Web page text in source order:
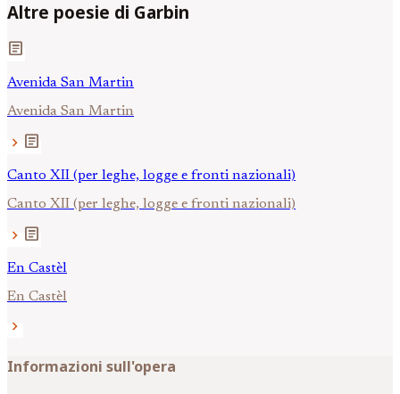
Altre poesie di Garbin
article
Avenida San Martin
Avenida San Martin
chevron_right article
Canto XII (per leghe, logge e fronti nazionali)
Canto XII (per leghe, logge e fronti nazionali)
chevron_right article
En Castèl
En Castèl
chevron_right
Informazioni sull'opera